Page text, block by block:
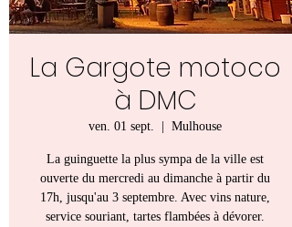
La Gargote motoco
à DMC
ven. 01 sept.
  |
Mulhouse
La guinguette la plus sympa de la ville est
ouverte du mercredi au dimanche à partir du
17h, jusqu'au 3 septembre. Avec vins nature,
service souriant, tartes flambées à dévorer.